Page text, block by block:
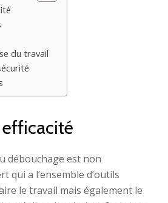
du travail
débouchage est non
qui a l’ensemble d’outils
le travail mais également le